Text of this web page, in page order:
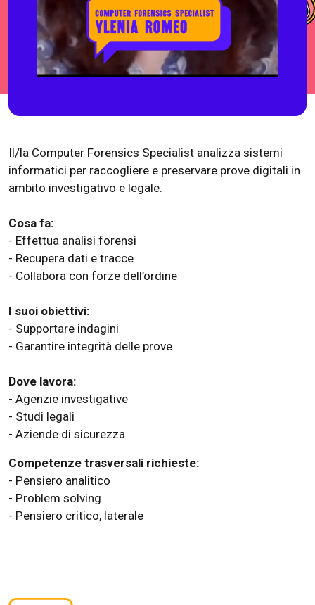
Il/la Computer Forensics Specialist analizza sistemi
informatici per raccogliere e preservare prove digitali in
ambito investigativo e legale.
Cosa fa:
- Effettua analisi forensi
- Recupera dati e tracce
- Collabora con forze dell’ordine
I suoi obiettivi:
- Supportare indagini
- Garantire integrità delle prove
Dove lavora:
- Agenzie investigative
- Studi legali
- Aziende di sicurezza
Competenze trasversali richieste:
- Pensiero analitico
- Problem solving
- Pensiero critico, laterale